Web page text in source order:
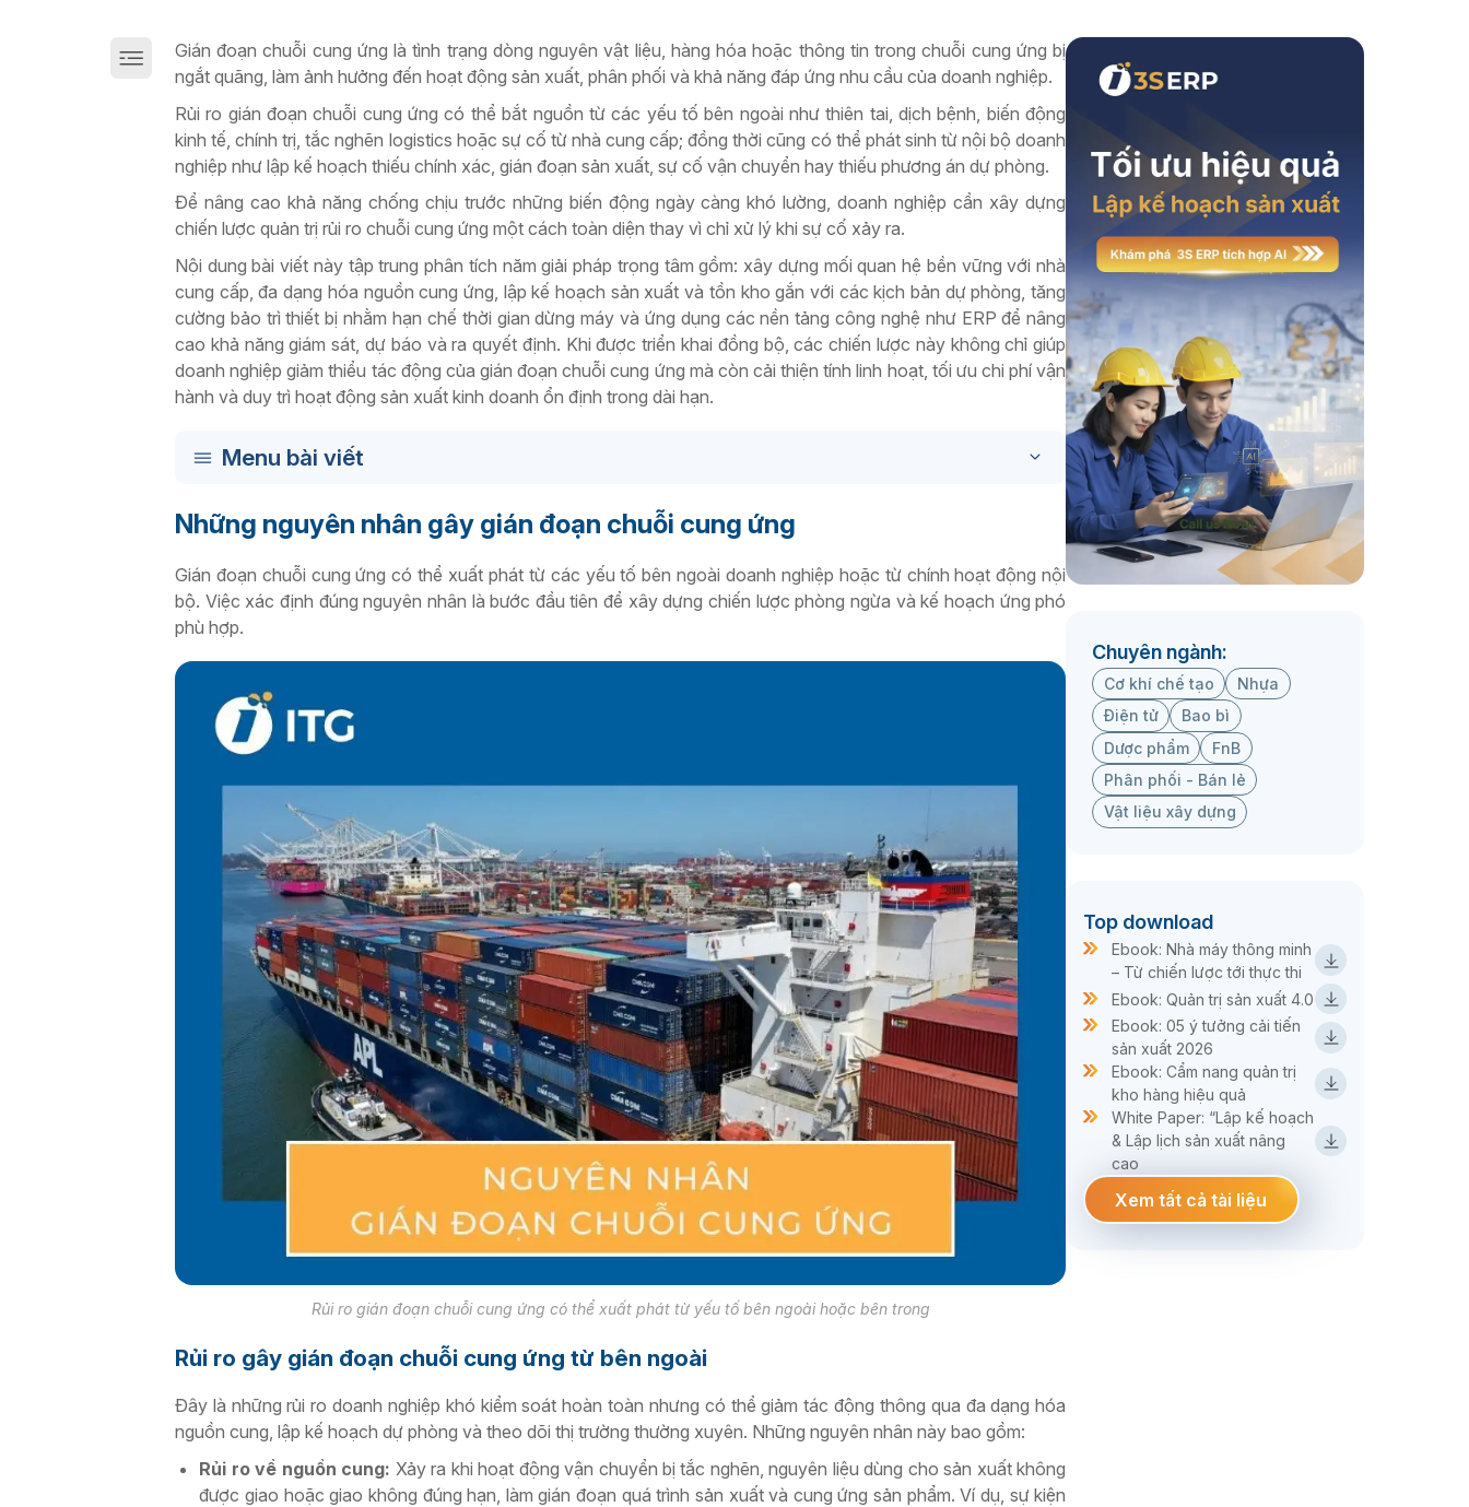
Xem thêm
Gián đoạn chuỗi cung ứng là tình trạng dòng nguyên vật liệu, hàng hóa hoặc thông tin trong chuỗi cung ứng bị
ngắt quãng, làm ảnh hưởng đến hoạt động sản xuất, phân phối và khả năng đáp ứng nhu cầu của doanh nghiệp.
Rủi ro gián đoạn chuỗi cung ứng có thể bắt nguồn từ các yếu tố bên ngoài như thiên tai, dịch bệnh, biến động
kinh tế, chính trị, tắc nghẽn logistics hoặc sự cố từ nhà cung cấp; đồng thời cũng có thể phát sinh từ nội bộ doanh
nghiệp như lập kế hoạch thiếu chính xác, gián đoạn sản xuất, sự cố vận chuyển hay thiếu phương án dự phòng.
Để nâng cao khả năng chống chịu trước những biến động ngày càng khó lường, doanh nghiệp cần xây dựng
chiến lược quản trị rủi ro chuỗi cung ứng một cách toàn diện thay vì chỉ xử lý khi sự cố xảy ra.
Nội dung bài viết này tập trung phân tích năm giải pháp trọng tâm gồm: xây dựng mối quan hệ bền vững với nhà
cung cấp, đa dạng hóa nguồn cung ứng, lập kế hoạch sản xuất và tồn kho gắn với các kịch bản dự phòng, tăng
cường bảo trì thiết bị nhằm hạn chế thời gian dừng máy và ứng dụng các nền tảng công nghệ như ERP để nâng
cao khả năng giám sát, dự báo và ra quyết định. Khi được triển khai đồng bộ, các chiến lược này không chỉ giúp
doanh nghiệp giảm thiểu tác động của gián đoạn chuỗi cung ứng mà còn cải thiện tính linh hoạt, tối ưu chi phí vận
hành và duy trì hoạt động sản xuất kinh doanh ổn định trong dài hạn.
Menu bài viết
Những nguyên nhân gây gián đoạn chuỗi cung ứng
Gián đoạn chuỗi cung ứng có thể xuất phát từ các yếu tố bên ngoài doanh nghiệp hoặc từ chính hoạt động nội
bộ. Việc xác định đúng nguyên nhân là bước đầu tiên để xây dựng chiến lược phòng ngừa và kế hoạch ứng phó
phù hợp.
Rủi ro gián đoạn chuỗi cung ứng có thể xuất phát từ yếu tố bên ngoài hoặc bên trong
Rủi ro gây gián đoạn chuỗi cung ứng từ bên ngoài
Đây là những rủi ro doanh nghiệp khó kiểm soát hoàn toàn nhưng có thể giảm tác động thông qua đa dạng hóa
nguồn cung, lập kế hoạch dự phòng và theo dõi thị trường thường xuyên. Những nguyên nhân này bao gồm:
Rủi ro về nguồn cung: Xảy ra khi hoạt động vận chuyển bị tắc nghẽn, nguyên liệu dùng cho sản xuất không
được giao hoặc giao không đúng hạn, làm gián đoạn quá trình sản xuất và cung ứng sản phẩm. Ví dụ, sự kiện
Chuyên ngành:
Cơ khí chế tạo
Nhựa
Điện tử
Bao bì
Dược phẩm
FnB
Phân phối - Bán lẻ
Vật liệu xây dựng
Top download
Ebook: Nhà máy thông minh
– Từ chiến lược tới thực thi
Ebook: Quản trị sản xuất 4.0
Ebook: 05 ý tưởng cải tiến
sản xuất 2026
Ebook: Cẩm nang quản trị
kho hàng hiệu quả
White Paper: “Lập kế hoạch
& Lập lịch sản xuất nâng
cao
Xem tất cả tài liệu